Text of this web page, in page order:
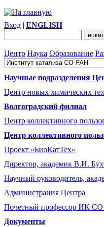
Вход | ENGLISH
Центр Наука Образование
Научные подразделения
Центр новых химических
Волгоградский филиал
Центр коллективного
Центр коллективного
Проект «БиоКатТех»
Директор, академик В.И.
Научный руководитель,
Администрация Центра
Почетный профессор ИК
Документы